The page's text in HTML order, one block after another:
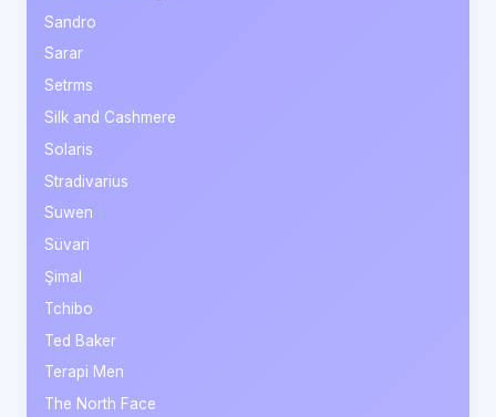
Sandro
Sarar
Setrms
Silk and Cashmere
Solaris
Stradivarius
Suwen
Süvari
Şimal
Tchibo
Ted Baker
Terapi Men
The North Face